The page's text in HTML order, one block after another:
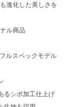
進化した美しさを
ル商品
ルスペックモデル
るシボ加工仕上げ